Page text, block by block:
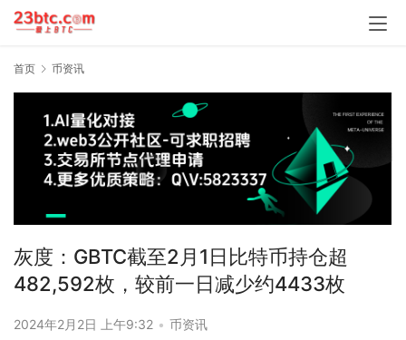
首页 币资讯
灰度：GBTC截至2月1日比特币持仓超
482,592枚，较前一日减少约4433枚
2024年2月2日 上午9:32 • 币资讯